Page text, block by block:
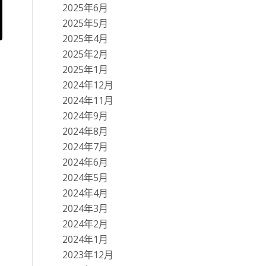
2025年6月
2025年5月
2025年4月
2025年2月
2025年1月
2024年12月
2024年11月
2024年9月
2024年8月
2024年7月
2024年6月
2024年5月
2024年4月
2024年3月
2024年2月
2024年1月
2023年12月